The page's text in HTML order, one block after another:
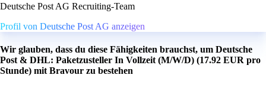
Deutsche Post AG Recruiting-Team
Profil von Deutsche Post AG anzeigen
Wir glauben, dass du diese Fähigkeiten brauchst, um Deutsche
Post & DHL: Paketzusteller In Vollzeit (M/W/D) (17.92 EUR pro
Stunde) mit Bravour zu bestehen